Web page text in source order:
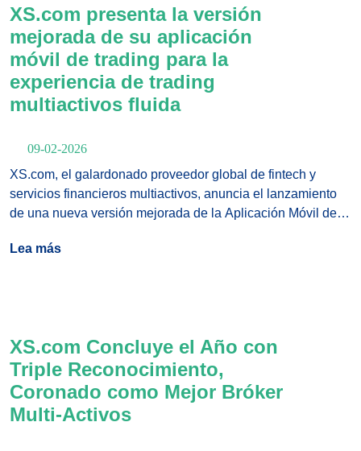
XS.com presenta la versión
mejorada de su aplicación
móvil de trading para la
experiencia de trading
multiactivos fluida
09-02-2026
XS.com, el galardonado proveedor global de fintech y
servicios financieros multiactivos, anuncia el lanzamiento
de una nueva versión mejorada de la Aplicación Móvil de
una experiencia de trading profesional, segura y fluida a
Lea más
XS.com Concluye el Año con
Triple Reconocimiento,
Coronado como Mejor Bróker
Multi-Activos